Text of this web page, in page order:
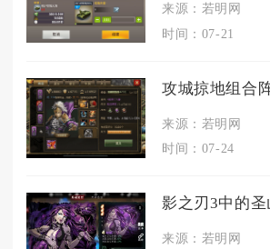
来源：若明网
时间：07-21
来源：若明网
时间：07-24
来源：若明网